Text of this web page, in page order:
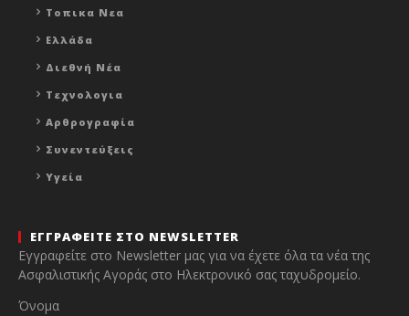
Τοπικα Νεα
Ελλάδα
Διεθνή Νέα
Τεχνολογια
Αρθρογραφία
Συνεντεύξεις
Υγεία
ΕΓΓΡΑΦΕΙΤΕ ΣΤΟ NEWSLETTER
Εγγραφείτε στο Newsletter μας για να έχετε όλα τα νέα της
Ασφαλιστικής Αγοράς στο Ηλεκτρονικό σας ταχυδρομείο.
Όνομα